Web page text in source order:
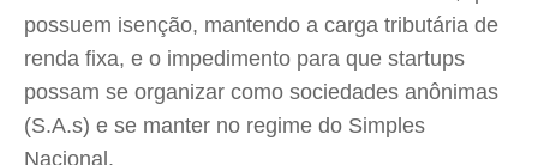
possuem isenção, mantendo a carga tributária de
renda fixa, e o impedimento para que startups
possam se organizar como sociedades anônimas
(S.A.s) e se manter no regime do Simples
Nacional.